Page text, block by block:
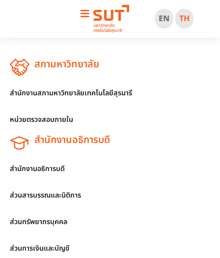
EN TH
สภามหาวิทยาลัย
สำนักงานสภามหาวิทยาลัยเทคโนโลยีสุรนารี
หน่วยตรวจสอบภายใน
สำนักงานอธิการบดี
สำนักงานอธิการบดี
ส่วนสารบรรณและนิติการ
ส่วนทรัพยากรบุคคล
ส่วนการเงินและบัญชี